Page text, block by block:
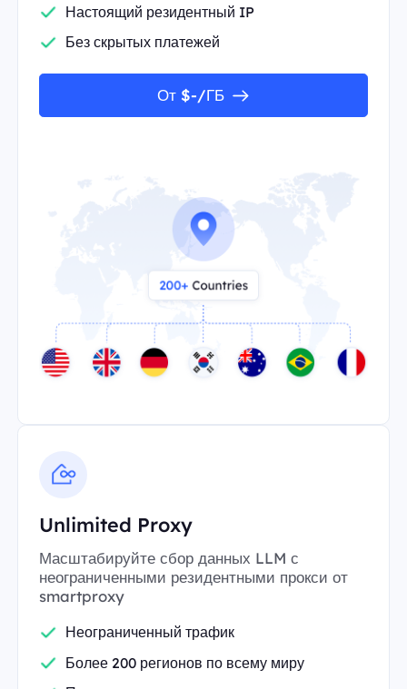
Настоящий резидентный IP
Без скрытых платежей
От $-/ГБ
Unlimited Proxy
Масштабируйте сбор данных LLM с
неограниченными резидентными прокси от
smartproxy
Неограниченный трафик
Более 200 регионов по всему миру